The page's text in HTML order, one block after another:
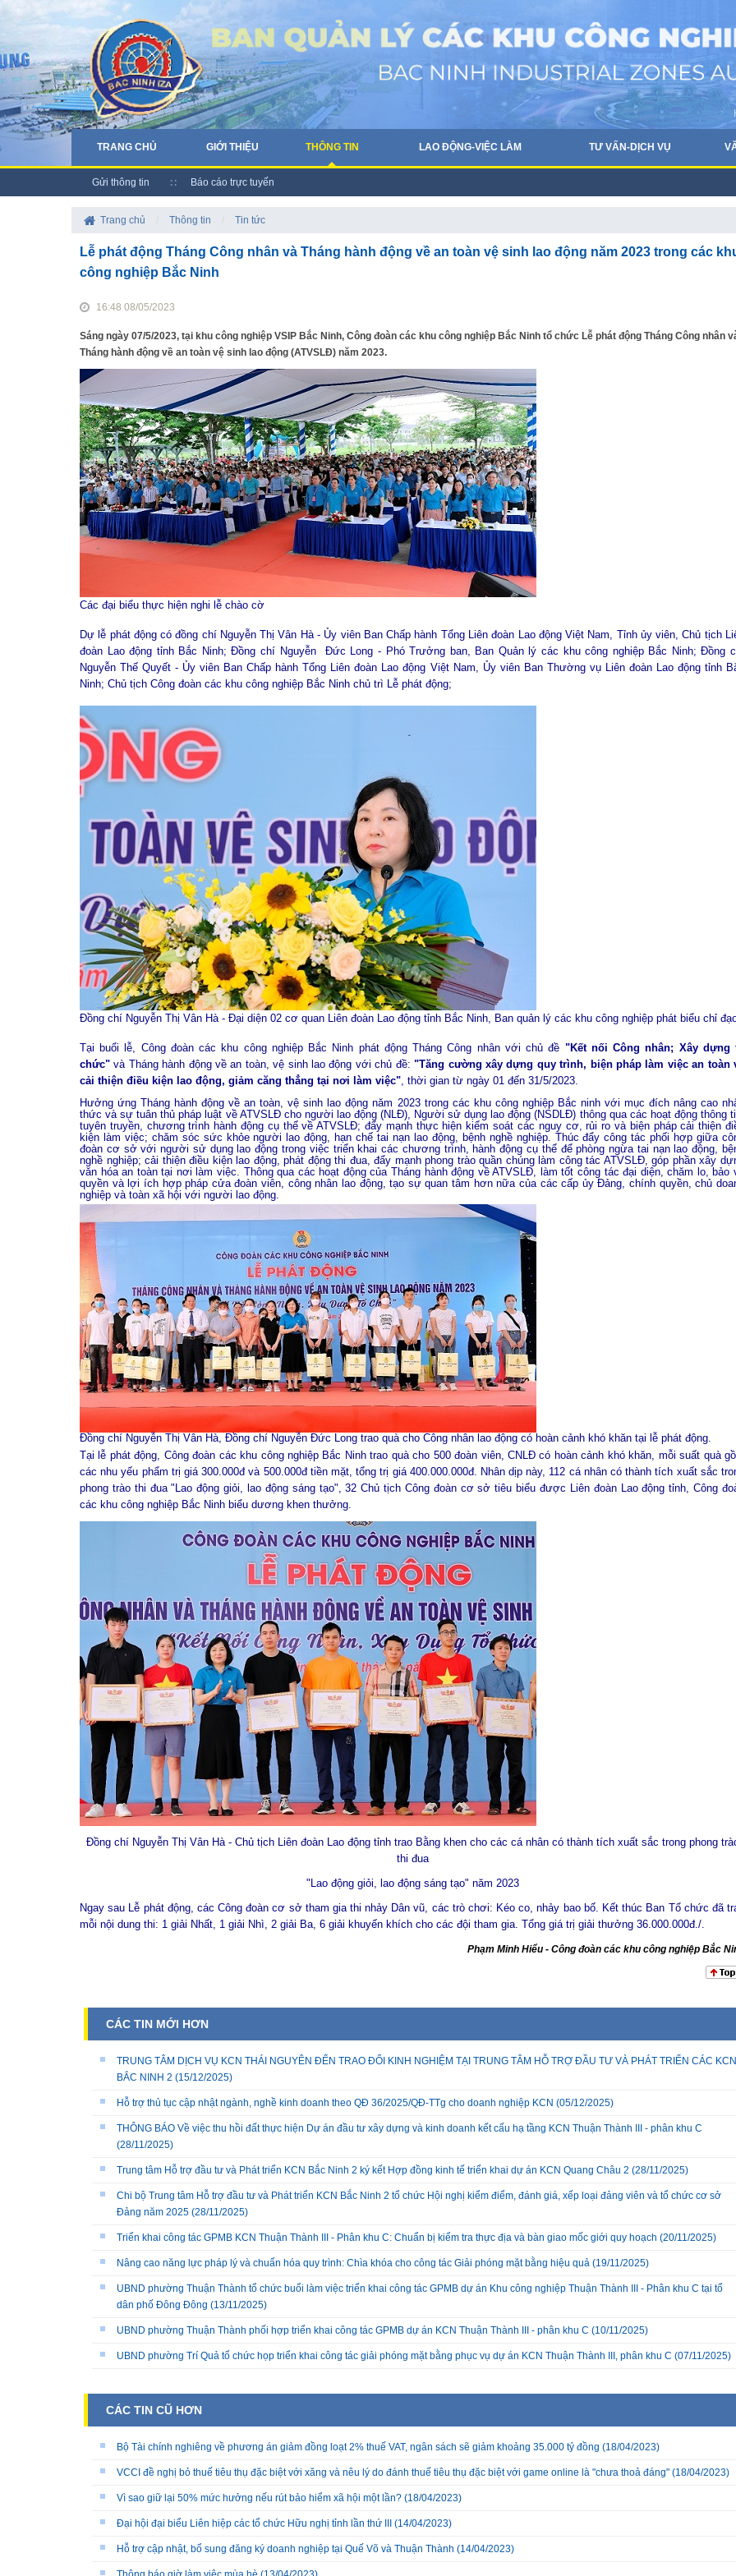
TRANG CHỦ GIỚI THIỆU THÔNG TIN LAO ĐỘNG-VIỆC LÀM TƯ VẤN-DỊCH VỤ
Gửi thông tin Báo cáo trực tuyến
Trang chủ Thông tin Tin tức
Lễ phát động Tháng Công nhân và Tháng hành động về an toàn vệ sinh lao động năm 2023 trong các
công nghiệp Bắc Ninh
16:48 08/05/2023
Sáng ngày 07/5/2023, tại khu công nghiệp VSIP Bắc Ninh, Công đoàn các khu công nghiệp Bắc Ninh tổ chức Lễ phát động Tháng Công nhân
Tháng hành động về an toàn vệ sinh lao động (ATVSLĐ) năm 2023.
Các đại biểu thực hiện nghi lễ chào cờ
Dự lễ phát động có đồng chí Nguyễn Thị Vân Hà - Ủy viên Ban Chấp hành Tổng Liên đoàn Lao động Việt Nam, Tỉnh ủy viên, Chủ tịch
đoàn Lao động tỉnh Bắc Ninh; Đồng chí Nguyễn Đức Long - Phó Trưởng ban, Ban Quản lý các khu công nghiệp Bắc Ninh; Đồng
Nguyễn Thế Quyết - Ủy viên Ban Chấp hành Tổng Liên đoàn Lao động Việt Nam, Ủy viên Ban Thường vụ Liên đoàn Lao động tỉnh
Ninh; Chủ tịch Công đoàn các khu công nghiệp Bắc Ninh chủ trì Lễ phát động;
Đồng chí Nguyễn Thị Vân Hà - Đại diện 02 cơ quan Liên đoàn Lao động tỉnh Bắc Ninh, Ban quản lý các khu công nghiệp phát biểu chỉ
Tại buổi lễ, Công đoàn các khu công nghiệp Bắc Ninh phát động Tháng Công nhân với chủ đề "Kết nối Công nhân; Xây dựng
chức" và Tháng hành động về an toàn, vệ sinh lao động với chủ đề:"Tăng cường xây dựng quy trình, biện pháp làm việc an toàn
cải thiện điều kiện lao động, giảm căng thẳng tại nơi làm việc", thời gian từ ngày 01 đến 31/5/2023.
Hưởng ứng Tháng hành động về an toàn, vệ sinh lao động năm 2023 trong các khu công nghiệp Bắc ninh với mục đíchnâng cao
thức và sự tuân thủ pháp luật về ATVSLĐ cho người lao động (NLĐ), Người sử dụng lao động (NSDLĐ) thông qua các hoạt động thông
tuyên truyền, chương trình hành động cụ thể về ATVSLĐ; đẩy mạnh thực hiện kiểm soát các nguy cơ, rủi ro và biện pháp cải thiện
kiện làm việc; chăm sóc sức khỏe người lao động, hạn chế tai nạn lao động, bệnh nghề nghiệp. Thúc đẩy công tác phối hợp giữa
đoàn cơ sở với người sử dụng lao động trong việc triển khai các chương trình, hành động cụ thể để phòng ngừa tai nạn lao động,
nghề nghiệp; cải thiện điều kiện lao động, phát động thi đua, đẩy mạnh phong trào quần chúng làm công tác ATVSLĐ, góp phần xây
văn hóa an toàn tại nơi làm việc. Thông qua các hoạt động của Tháng hành động về ATVSLĐ, làm tốt công tác đại diện, chăm lo, bảo
quyền và lợi ích hợp pháp cửa đoàn viên, công nhân lao động, tạo sự quan tâm hơn nữa của các cấp ủy Đảng, chính quyền, chủ
nghiệp và toàn xã hội với người lao động.
Đồng chí Nguyễn Thị Vân Hà, Đồng chí Nguyễn Đức Long trao quà cho Công nhân lao động có hoàn cảnh khó khăn tại lễ phát động.
Tại lễ phát động, Công đoàn các khu công nghiệp Bắc Ninh trao quà cho 500 đoàn viên, CNLĐ có hoàn cảnh khó khăn, mỗi suất quà
các nhu yếu phẩm trị giá 300.000đ và 500.000đ tiền mặt, tổng trị giá 400.000.000đ. Nhân dịp này, 112 cá nhân có thành tích xuất sắc
phong trào thi đua "Lao động giỏi, lao động sáng tạo", 32 Chủ tịch Công đoàn cơ sở tiêu biểu được Liên đoàn Lao động tỉnh, Công
các khu công nghiệp Bắc Ninh biểu dương khen thưởng.
Đồng chí Nguyễn Thị Vân Hà - Chủ tịch Liên đoàn Lao động tỉnh trao Bằng khen cho các cá nhân có thành tích xuất sắc trong phong
thi đua
"Lao động giỏi, lao động sáng tạo" năm 2023
Ngay sau Lễ phát động, các Công đoàn cơ sở tham gia thi nhảy Dân vũ, các trò chơi: Kéo co, nhảy bao bố. Kết thúc Ban Tổ chức đã
mỗi nội dung thi: 1 giải Nhất, 1 giải Nhì, 2 giải Ba, 6 giải khuyến khích cho các đội tham gia. Tổng giá trị giải thưởng 36.000.000đ./.
Phạm Minh Hiểu - Công đoàn các khu công nghiệp Bắc
CÁC TIN MỚI HƠN
TRUNG TÂM DỊCH VỤ KCN THÁI NGUYÊN ĐẾN TRAO ĐỔI KINH NGHIỆM TẠI TRUNG TÂM HỖ TRỢ ĐẦU TƯ VÀ PHÁT TRIỂN CÁC KCN
BẮC NINH 2 (15/12/2025)
Hỗ trợ thủ tục cập nhật ngành, nghề kinh doanh theo QĐ 36/2025/QĐ-TTg cho doanh nghiệp KCN (05/12/2025)
THÔNG BÁO Về việc thu hồi đất thực hiện Dự án đầu tư xây dựng và kinh doanh kết cấu hạ tầng KCN Thuận Thành III - phân khu C
(28/11/2025)
Trung tâm Hỗ trợ đầu tư và Phát triển KCN Bắc Ninh 2 ký kết Hợp đồng kinh tế triển khai dự án KCN Quang Châu 2 (28/11/2025)
Chi bộ Trung tâm Hỗ trợ đầu tư và Phát triển KCN Bắc Ninh 2 tổ chức Hội nghị kiểm điểm, đánh giá, xếp loại đảng viên và tổ chức cơ sở
Đảng năm 2025 (28/11/2025)
Triển khai công tác GPMB KCN Thuận Thành III - Phân khu C: Chuẩn bị kiểm tra thực địa và bàn giao mốc giới quy hoạch (20/11/2025)
Nâng cao năng lực pháp lý và chuẩn hóa quy trình: Chìa khóa cho công tác Giải phóng mặt bằng hiệu quả (19/11/2025)
UBND phường Thuận Thành tổ chức buổi làm việc triển khai công tác GPMB dự án Khu công nghiệp Thuận Thành III - Phân khu C tại tổ
dân phố Đông Đông (13/11/2025)
UBND phường Thuận Thành phối hợp triển khai công tác GPMB dự án KCN Thuận Thành III - phân khu C (10/11/2025)
UBND phường Trí Quả tổ chức họp triển khai công tác giải phóng mặt bằng phục vụ dự án KCN Thuận Thành III, phân khu C (07/11/2025)
CÁC TIN CŨ HƠN
Bộ Tài chính nghiêng về phương án giảm đồng loạt 2% thuế VAT, ngân sách sẽ giảm khoảng 35.000 tỷ đồng (18/04/2023)
VCCI đề nghị bỏ thuế tiêu thụ đặc biệt với xăng và nêu lý do đánh thuế tiêu thụ đặc biệt với game online là "chưa thoả đáng" (18/04/2023)
Vì sao giữ lại 50% mức hưởng nếu rút bảo hiểm xã hội một lần? (18/04/2023)
Đại hội đại biểu Liên hiệp các tổ chức Hữu nghị tỉnh lần thứ III (14/04/2023)
Hỗ trợ cập nhật, bổ sung đăng ký doanh nghiệp tại Quế Võ và Thuận Thành (14/04/2023)